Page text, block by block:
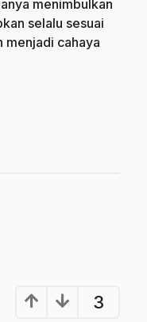
menimbulkan
selalu sesuai
menjadi cahaya
3